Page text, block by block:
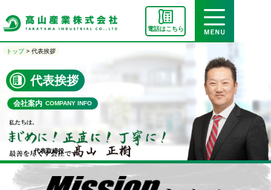
電話はこちら
トップ>代表挨拶
代表挨拶
会社案内 COMPANY INFO
代表取締役